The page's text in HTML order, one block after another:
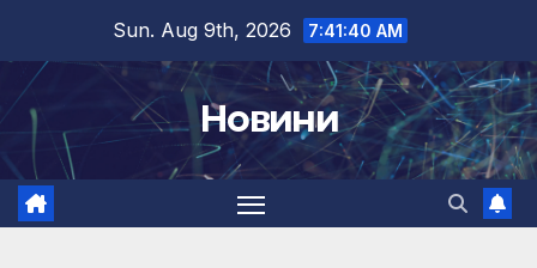
content
Sun. Aug 9th, 2026 7:41:41 AM
Новини